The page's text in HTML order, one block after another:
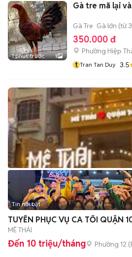
1 phút trước 1
Gà tre mã lại
Gà Tre Gà lớn (từ
350.000 đ
Phường Hiệp
t Tran Tan Duy 3.5
Tin nổi bật
TUYỂN PHỤC VỤ CA TỐI QUẬN
MÊ THÁI
Đến 10 triệu/tháng Phường 12 (